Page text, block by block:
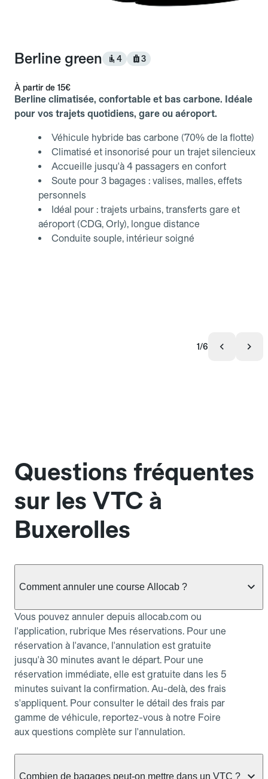
Berline green 4 3
À partir de 15€
Berline climatisée, confortable et bas carbone. Idéale
pour vos trajets quotidiens, gare ou aéroport.
Véhicule hybride bas carbone (70% de la flotte)
Climatisé et insonorisé pour un trajet silencieux
Accueille jusqu'à 4 passagers en confort
Soute pour 3 bagages : valises, malles, effets
personnels
Idéal pour : trajets urbains, transferts gare et
aéroport (CDG, Orly), longue distance
Conduite souple, intérieur soigné
1/6
Questions fréquentes
sur les VTC à
Buxerolles
Comment annuler une course Allocab ?
Vous pouvez annuler depuis allocab.com ou
l'application, rubrique Mes réservations. Pour une
réservation à l'avance, l'annulation est gratuite
jusqu'à 30 minutes avant le départ. Pour une
réservation immédiate, elle est gratuite dans les 5
minutes suivant la confirmation. Au-delà, des frais
s'appliquent. Pour consulter le détail des frais par
gamme de véhicule, reportez-vous à notre Foire
aux questions complète sur l'annulation.
Combien de bagages peut-on mettre dans un VTC ?